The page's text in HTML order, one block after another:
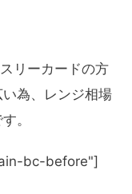
リーカードの方
為、レンジ相場
。
bc-before"]